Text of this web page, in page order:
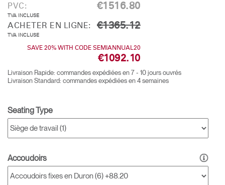
PVC: €1516.80
TVA INCLUSE
ACHETER EN LIGNE: €1365.12
TVA INCLUSE
SAVE 20% WITH CODE SEMIANNUAL20
€1092.10
Livraison Rapide: commandes expédiées en 7 - 10 jours ouvrés
Livraison Standard: commandes expédiées en 4 semaines
Seating Type
Accoudoirs